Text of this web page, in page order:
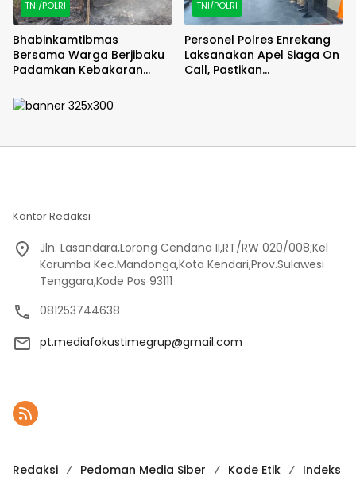
TNI/POLRI
Bhabinkamtibmas
Bersama Warga Berjibaku
Padamkan Kebakaran
Pinus Latimojong
TNI/POLRI
Personel Polres Enrekang
Laksanakan Apel Siaga On
Call, Pastikan
Kantor Redaksi
Jln. Lasandara,Lorong Cendana II,RT/RW 020/008;Kel
Korumba Kec.Mandonga,Kota Kendari,Prov.Sulawesi
Tenggara,Kode Pos 93111
081253744638
pt.mediafokustimegrup@gmail.com
Redaksi Pedoman Media Siber Kode Etik Indeks